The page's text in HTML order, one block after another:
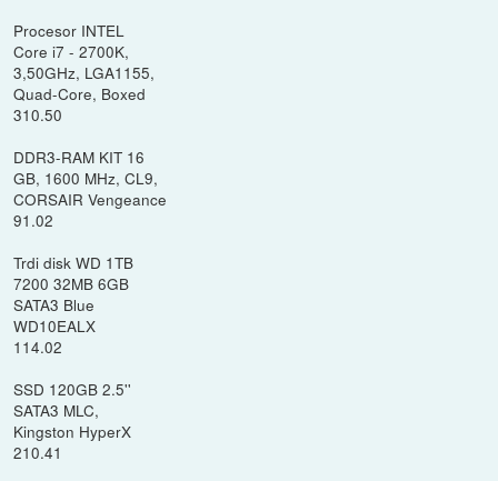
Procesor INTEL
Core i7 - 2700K,
3,50GHz, LGA1155,
Quad-Core, Boxed
310.50
DDR3-RAM KIT 16
GB, 1600 MHz, CL9,
CORSAIR Vengeance
91.02
Trdi disk WD 1TB
7200 32MB 6GB
SATA3 Blue
WD10EALX
114.02
SSD 120GB 2.5''
SATA3 MLC,
Kingston HyperX
210.41